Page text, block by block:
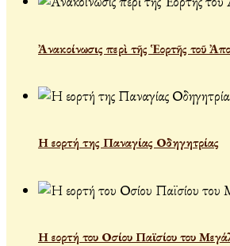
Ἀνακοίνωσις περὶ τῆς Ἑορτῆς τοῦ
Η εορτή της Παναγίας Οδηγητρίας
Η εορτή του Οσίου Παϊσίου του